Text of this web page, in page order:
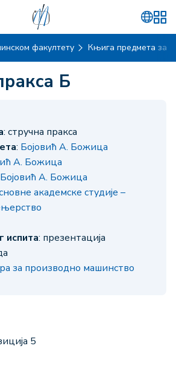
факултету Књига предмета за
Б
: стручна пракса
: Бојовић А. Божица
А. Божица
Бојовић А. Божица
академске студије –
испита: презентација
за производно машинство
5